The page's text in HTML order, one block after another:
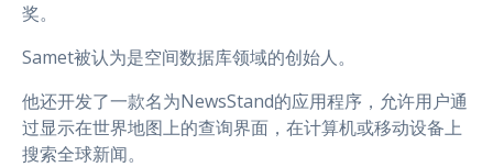
奖。
Samet被认为是空间数据库领域的创始人。
他还开发了一款名为NewsStand的应用程序，允许用户通
过显示在世界地图上的查询界面，在计算机或移动设备上
搜索全球新闻。